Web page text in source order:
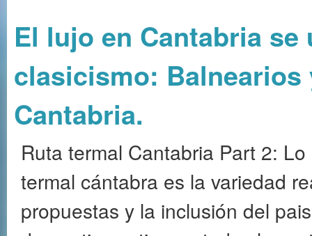
El lujo en Cantabria
clasicismo: Balnearios
Cantabria.
Ruta termal Cantabria Part 2:
termal cántabra es la variedad
propuestas y la inclusión del